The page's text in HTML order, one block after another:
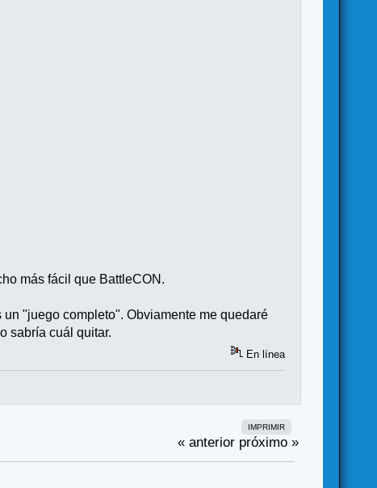
más fácil que BattleCON.
"juego completo". Obviamente me quedaré
sabría cuál quitar.
En línea
IMPRIMIR
« anterior próximo »